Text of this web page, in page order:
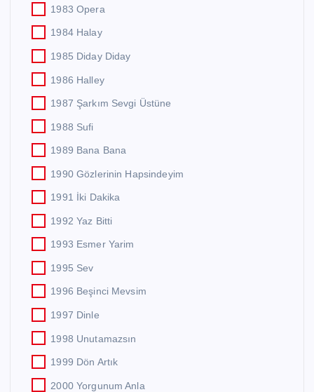
1983 Opera
1984 Halay
1985 Diday Diday
1986 Halley
1987 Şarkım Sevgi Üstüne
1988 Sufi
1989 Bana Bana
1990 Gözlerinin Hapsindeyim
1991 İki Dakika
1992 Yaz Bitti
1993 Esmer Yarim
1995 Sev
1996 Beşinci Mevsim
1997 Dinle
1998 Unutamazsın
1999 Dön Artık
2000 Yorgunum Anla